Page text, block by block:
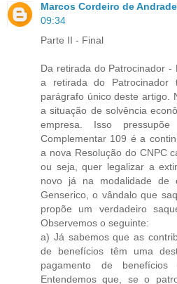
Marcos Cordeiro de Andrade
09:34
Parte II - Final
Da retirada do Patrocinador
a retirada do
parágrafo único deste artigo.
a situação de solvência
empresa. Isso
Complementar 109 é a
a nova Resolução do CNPC
ou seja, quer legalizar a
novo já na modalidade de
Genserico, o vândalo que
propõe um verdadeiro
Observemos o seguinte:
a) Já sabemos que as
de benefícios têm uma
pagamento de benefícios
Entendemos que, se o